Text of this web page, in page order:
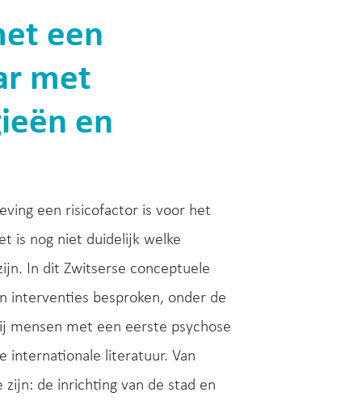
een
met
en
een risicofactor is voor het
is nog niet duidelijk welke
In dit Zwitserse conceptuele
interventies besproken, onder de
mensen met een eerste psychose
internationale literatuur. Van
de inrichting van de stad en